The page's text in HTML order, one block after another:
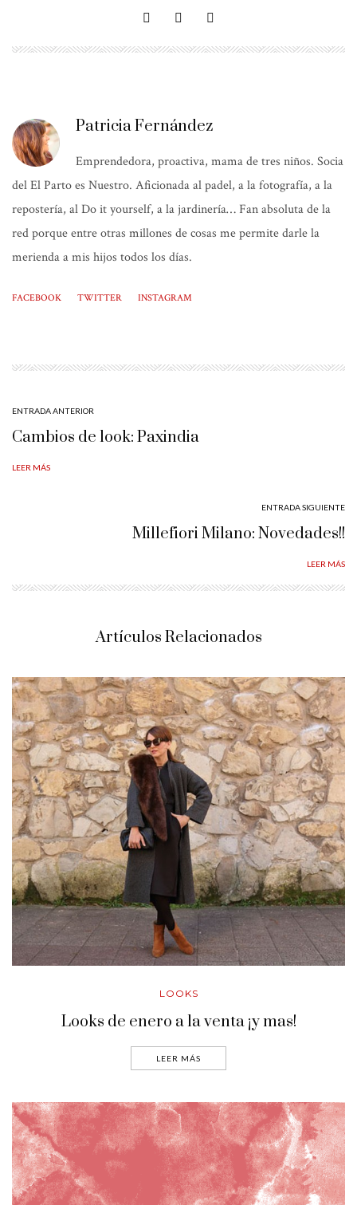
Patricia Fernández
Emprendedora, proactiva, mama de tres niños. Socia
del El Parto es Nuestro. Aficionada al padel, a la fotografía, a la
repostería, al Do it yourself, a la jardinería… Fan absoluta de la
red porque entre otras millones de cosas me permite darle la
merienda a mis hijos todos los días.
FACEBOOK TWITTER INSTAGRAM
ENTRADA ANTERIOR
Cambios de look: Paxindia
LEER MÁS
ENTRADA SIGUIENTE
Millefiori Milano: Novedades!!
LEER MÁS
Artículos Relacionados
LOOKS
Looks de enero a la venta ¡y mas!
LEER MÁS